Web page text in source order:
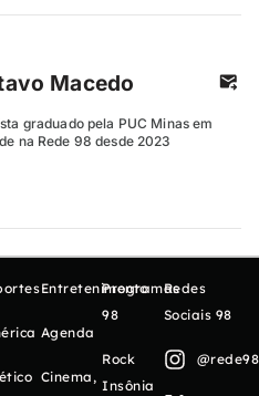
Macedo
graduado pela PUC Minas em
na Rede 98 desde 2023
Entretenimento
Agenda
Cinema,
Programas
98
Rock
Insônia
Redes
Sociais 98